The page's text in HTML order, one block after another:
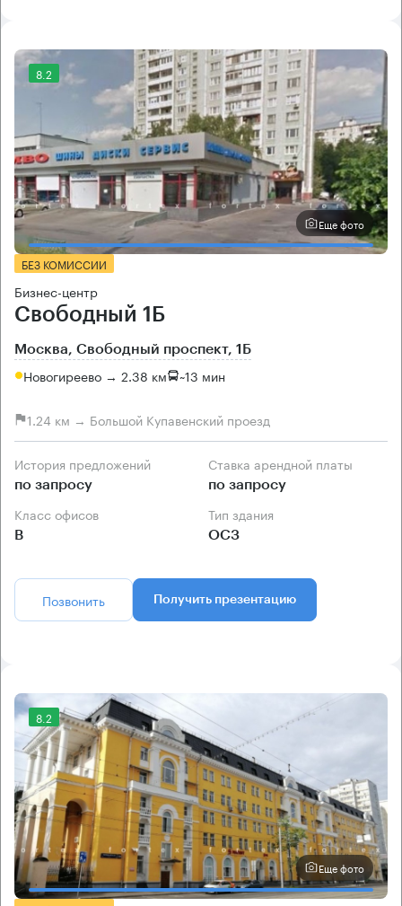
8.2
Еще фото
БЕЗ КОМИССИИ
Бизнес-центр
Свободный 1Б
Москва, Свободный проспект, 1Б
Новогиреево → 2.38 км ~13 мин
1.24 км → Большой Купавенский проезд
История предложений
по запросу
Ставка арендной платы
по запросу
Класс офисов
B
Тип здания
ОСЗ
Позвонить Получить презентацию
8.2
Еще фото